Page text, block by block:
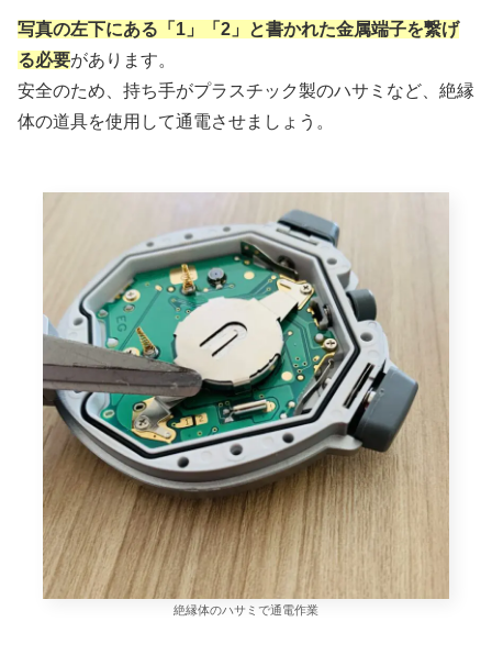
写真の左下にある「1」「2」と書かれた金属端子を繋げ
る必要があります。
安全のため、持ち手がプラスチック製のハサミなど、絶縁
体の道具を使用して通電させましょう。
絶縁体のハサミで通電作業